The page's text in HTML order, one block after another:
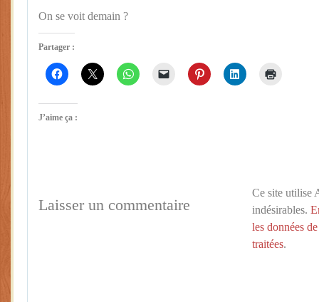
On se voit demain ?
Partager :
J’aime ça :
Laisser un commentaire
Ce site utilise
indésirables.
les données
traitées.